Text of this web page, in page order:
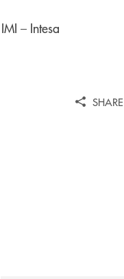
– Intesa
SHARE